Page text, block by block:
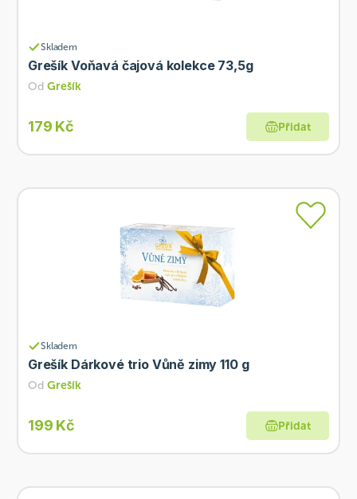
Skladem
Grešík Voňavá čajová kolekce 73,5g
Od Grešík
179 Kč Přidat
Skladem
Grešík Dárkové trio Vůně zimy 110 g
Od Grešík
199 Kč Přidat